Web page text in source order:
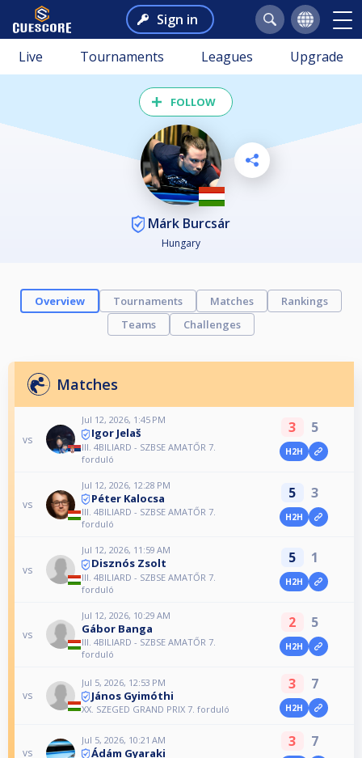
Sign in
Live Tournaments Leagues Upgrade
FOLLOW
Márk Burcsár
Hungary
Overview Tournaments Matches
Rankings
Teams
Challenges
Matches
vs
Jul 12, 2026, 1:45 PM
Igor Jelaš
III. 4BILIARD - SZBSE AMATŐR 7.
forduló
3 5
H2H
vs
Jul 12, 2026, 12:28 PM
Péter Kalocsa
III. 4BILIARD - SZBSE AMATŐR 7.
forduló
5 3
H2H
vs
Jul 12, 2026, 11:59 AM
Disznós Zsolt
III. 4BILIARD - SZBSE AMATŐR 7.
forduló
5 1
H2H
vs
Jul 12, 2026, 10:29 AM
Gábor Banga
III. 4BILIARD - SZBSE AMATŐR 7.
forduló
2 5
H2H
vs
Jul 5, 2026, 12:53 PM
János Gyimóthi
XX. SZEGED GRAND PRIX 7. forduló
3 7
H2H
vs
Jul 5, 2026, 10:21 AM
Ádám Gyaraki
3 7